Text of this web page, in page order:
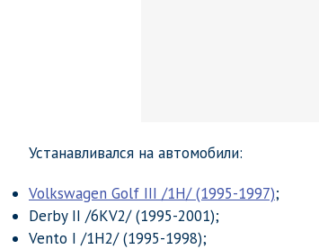
Устанавливался на автомобили:
Volkswagen Golf III /1H/ (1995-1997);
Derby II /6KV2/ (1995-2001);
Vento I /1H2/ (1995-1998);